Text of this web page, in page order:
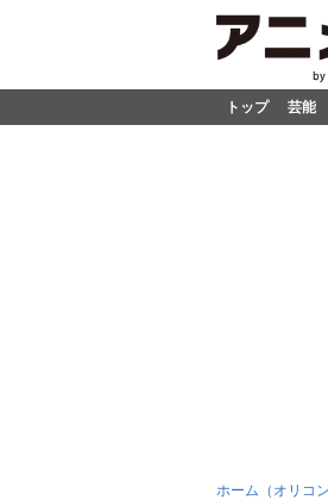
トップ 芸能
ホーム（オリコ